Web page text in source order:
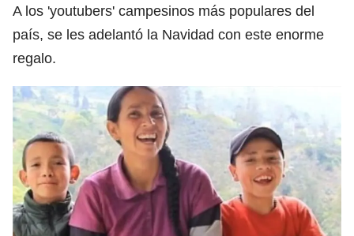
A los 'youtubers' campesinos más populares del
país, se les adelantó la Navidad con este enorme
regalo.